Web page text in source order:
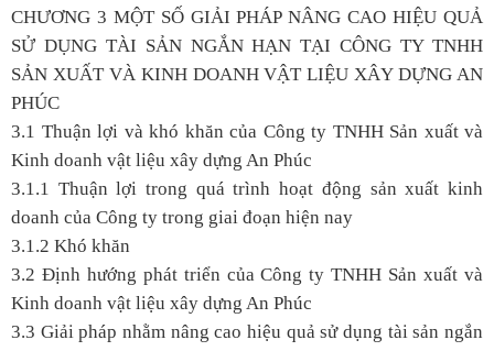
CHƯƠNG 3 MỘT SỐ GIẢI PHÁP NÂNG CAO HIỆU QUẢ
SỬ DỤNG TÀI SẢN NGẮN HẠN TẠI CÔNG TY TNHH
SẢN XUẤT VÀ KINH DOANH VẬT LIỆU XÂY DỰNG AN
PHÚC
3.1 Thuận lợi và khó khăn của Công ty TNHH Sản xuất và
Kinh doanh vật liệu xây dựng An Phúc
3.1.1 Thuận lợi trong quá trình hoạt động sản xuất kinh
doanh của Công ty trong giai đoạn hiện nay
3.1.2 Khó khăn
3.2 Định hướng phát triển của Công ty TNHH Sản xuất và
Kinh doanh vật liệu xây dựng An Phúc
3.3 Giải pháp nhằm nâng cao hiệu quả sử dụng tài sản ngắn